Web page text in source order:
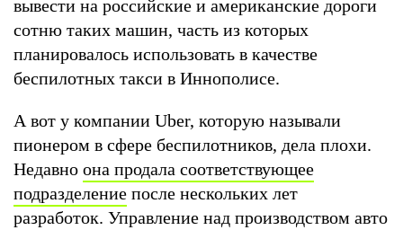
вывести на российские и американские дороги
сотню таких машин, часть из которых
планировалось использовать в качестве
беспилотных такси в Иннополисе.
А вот у компании Uber, которую называли
пионером в сфере беспилотников, дела плохи.
Недавно она продала соответствующее
подразделение после нескольких лет
разработок. Управление над производством авто